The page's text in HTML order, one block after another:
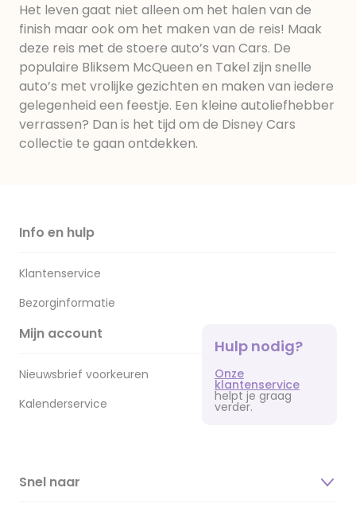
Het leven gaat niet alleen om het halen van de
finish maar ook om het maken van de reis! Maak
deze reis met de stoere auto’s van Cars. De
populaire Bliksem McQueen en Takel zijn snelle
auto’s met vrolijke gezichten en maken van iedere
gelegenheid een feestje. Een kleine autoliefhebber
verrassen? Dan is het tijd om de Disney Cars
collectie te gaan ontdekken.
Info en hulp
Klantenservice
Bezorginformatie
Mijn account
Nieuwsbrief voorkeuren
Kalenderservice
Hulp nodig?
Onze
klantenservice
helpt je graag
verder.
Snel naar